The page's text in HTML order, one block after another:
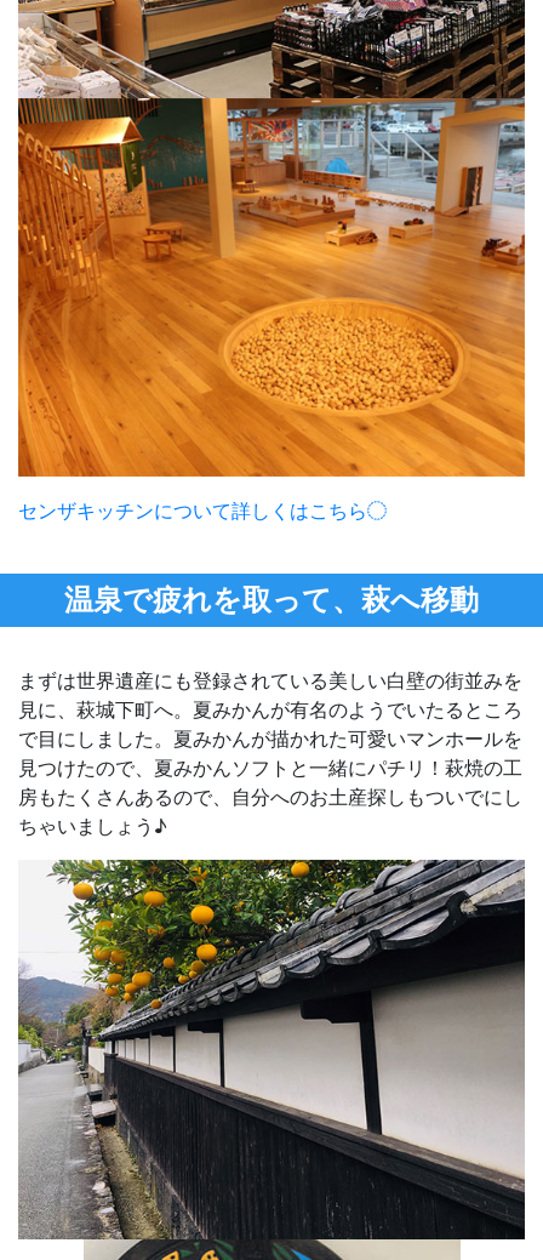
センザキッチンについて詳しくはこちら
温泉で疲れを取って、萩へ移動
まずは世界遺産にも登録されている美しい白壁の街並みを
見に、萩城下町へ。夏みかんが有名のようでいたるところ
で目にしました。夏みかんが描かれた可愛いマンホールを
見つけたので、夏みかんソフトと一緒にパチリ！萩焼の工
房もたくさんあるので、自分へのお土産探しもついでにし
ちゃいましょう♪